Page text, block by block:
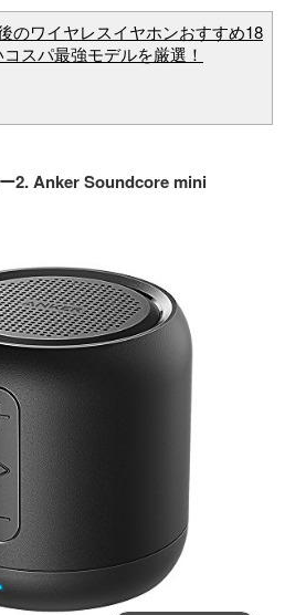
のワイヤレスイヤホンおすすめ18
スパ最強モデルを厳選！
2. Anker Soundcore mini